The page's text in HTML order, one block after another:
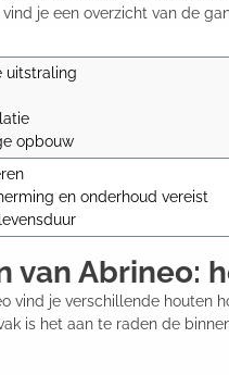
je een overzicht van de
uitstraling
opbouw
en onderhoud vereist
van Abrineo:
vind je verschillende
is het aan te raden de